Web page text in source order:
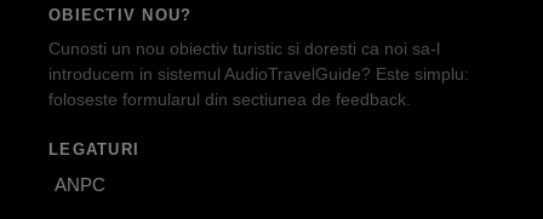
OBIECTIV NOU?
Cunosti un nou obiectiv turistic si doresti ca noi sa-l
introducem in sistemul AudioTravelGuide? Este simplu:
foloseste formularul din sectiunea de feedback.
LEGATURI
ANPC